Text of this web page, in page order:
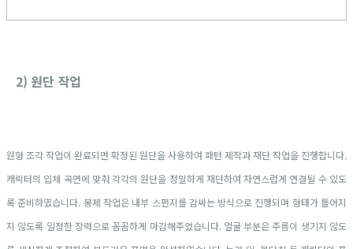
2) 원단 작업
원형 조각 작업이 완료되면 확정된 원단을 사용하여 패턴 제작과 재단 작업을 진행합니다.
캐릭터의 입체 곡면에 맞춰 각각의 원단을 정밀하게 재단하여 자연스럽게 연결될 수 있도
록 준비하였습니다. 봉제 작업은 내부 스펀지를 감싸는 방식으로 진행되며 형태가 틀어지
지 않도록 일정한 장력으로 꼼꼼하게 마감해주었습니다. 얼굴 부분은 주름이 생기지 않도